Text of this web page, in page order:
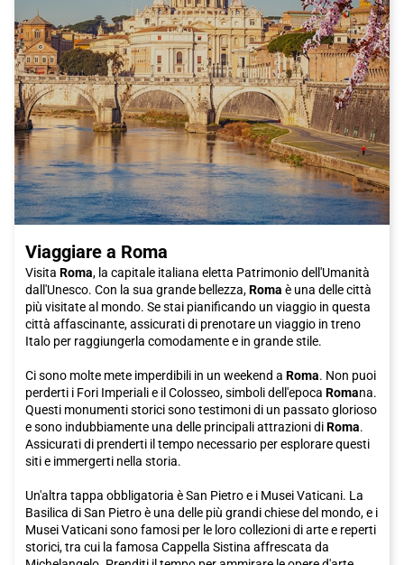
Viaggiare a Roma
Visita Roma, la capitale italiana eletta Patrimonio dell'Umanità
dall'Unesco. Con la sua grande bellezza,Roma è una delle città
più visitate al mondo. Se stai pianificando un viaggio in questa
città affascinante, assicurati di prenotare un viaggio in treno
Italo per raggiungerla comodamente e in grande stile.
Ci sono molte mete imperdibili in un weekend a Roma. Non puoi
perderti i Fori Imperiali e il Colosseo, simboli dell'epoca Romana.
Questi monumenti storici sono testimoni di un passato glorioso
e sono indubbiamente una delle principali attrazioni diRoma.
Assicurati di prenderti il tempo necessario per esplorare questi
siti e immergerti nella storia.
Un'altra tappa obbligatoria è San Pietro e i Musei Vaticani. La
Basilica di San Pietro è una delle più grandi chiese del mondo, e i
Musei Vaticani sono famosi per le loro collezioni di arte e reperti
storici, tra cui la famosa Cappella Sistina affrescata da